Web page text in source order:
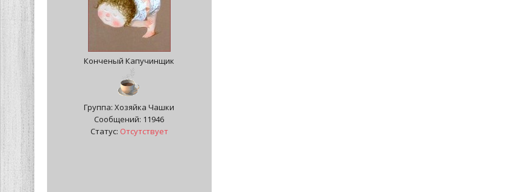
Конченый Капучинщик
Группа: Хозяйка Чашки
Сообщений: 11946
Статус: Отсутствует